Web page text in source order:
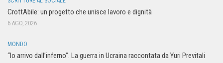
CrottAbile: un progetto che unisce lavoro e dignità
6 AGO, 2026
MONDO
“Io arrivo dall’inferno”. La guerra in Ucraina raccontata da Yuri Previtali